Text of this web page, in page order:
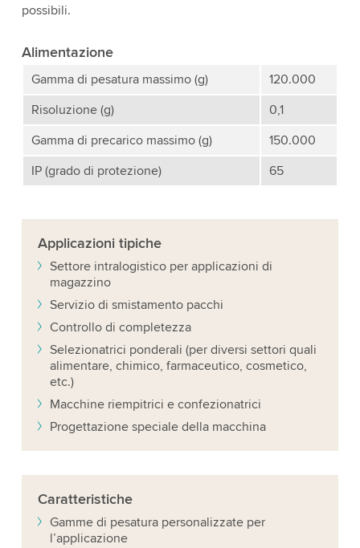
possibili.
Alimentazione
Gamma di pesatura massimo (g)
120.000
Risoluzione (g)
0,1
Gamma di precarico massimo (g)
150.000
IP (grado di protezione)
65
Applicazioni tipiche
Settore intralogistico per applicazioni di
magazzino
Servizio di smistamento pacchi
Controllo di completezza
Selezionatrici ponderali (per diversi settori quali
alimentare, chimico, farmaceutico, cosmetico,
etc.)
Macchine riempitrici e confezionatrici
Progettazione speciale della macchina
Caratteristiche
Gamme di pesatura personalizzate per
l’applicazione